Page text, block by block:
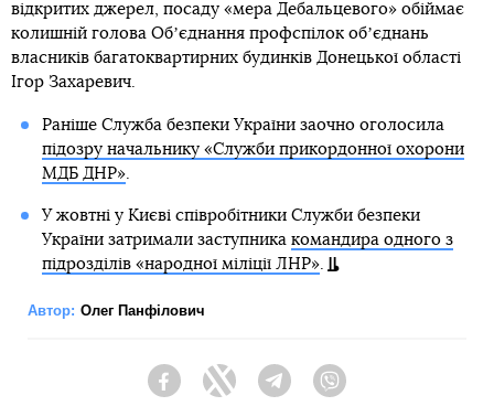
відкритих джерел, посаду «мера Дебальцевого» обіймає
колишній голова Обʼєднання профспілок обʼєднань
власників багатоквартирних будинків Донецької області
Ігор Захаревич.
Раніше Служба безпеки України заочно оголосила
підозру начальнику «Служби прикордонної охорони
МДБ ДНР».
У жовтні у Києві співробітники Служби безпеки
України затримали заступника командира одного з
підрозділів «народної міліції ЛНР».
Автор: Олег Панфілович
FacebookTwitter Telegram